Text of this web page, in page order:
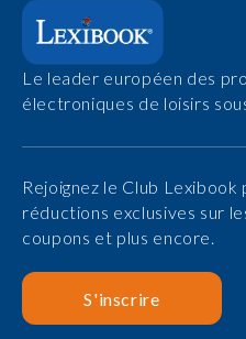
Le leader européen des
électroniques de loisirs
Rejoignez le Club
réductions exclusives sur
coupons et plus encore.
S'inscrire